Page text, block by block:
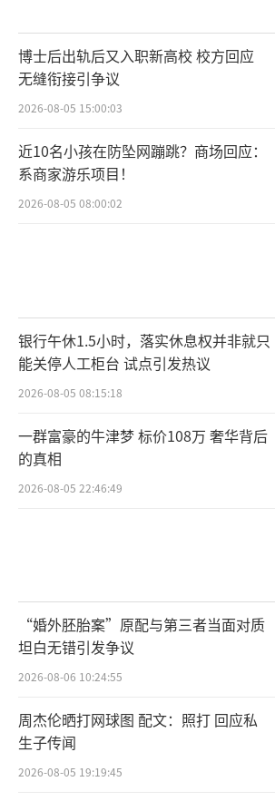
博士后出轨后又入职新高校 校方回应
无缝衔接引争议
2026-08-05 15:00:03
近10名小孩在防坠网蹦跳？商场回应：
系商家游乐项目！
2026-08-05 08:00:02
银行午休1.5小时，落实休息权并非就只
能关停人工柜台 试点引发热议
2026-08-05 08:15:18
一群富豪的牛津梦 标价108万 奢华背后
的真相
2026-08-05 22:46:49
“婚外胚胎案”原配与第三者当面对质
坦白无错引发争议
2026-08-06 10:24:55
周杰伦晒打网球图 配文：照打 回应私
生子传闻
2026-08-05 19:19:45